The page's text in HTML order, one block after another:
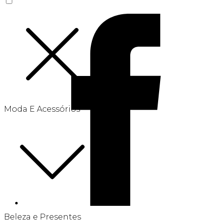
Moda E Acessórios
Beleza e Presentes